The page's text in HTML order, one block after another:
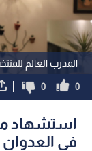
المدرب العالم
0
0
استشهاد
في